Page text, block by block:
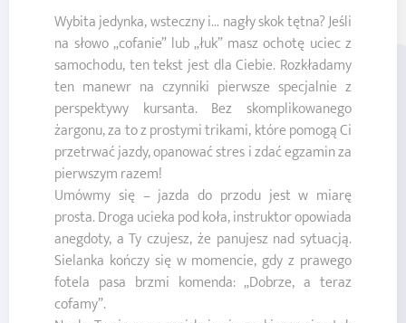
Wybita jedynka, wsteczny i… nagły skok tętna? Jeśli
na słowo „cofanie” lub „łuk” masz ochotę uciec z
samochodu, ten tekst jest dla Ciebie. Rozkładamy
ten manewr na czynniki pierwsze specjalnie z
perspektywy kursanta. Bez skomplikowanego
żargonu, za to z prostymi trikami, które pomogą Ci
przetrwać jazdy, opanować stres i zdać egzamin za
pierwszym razem!
Umówmy się – jazda do przodu jest w miarę
prosta. Droga ucieka pod koła, instruktor opowiada
anegdoty, a Ty czujesz, że panujesz nad sytuacją.
Sielanka kończy się w momencie, gdy z prawego
fotela pasa brzmi komenda: „Dobrze, a teraz
cofamy”.